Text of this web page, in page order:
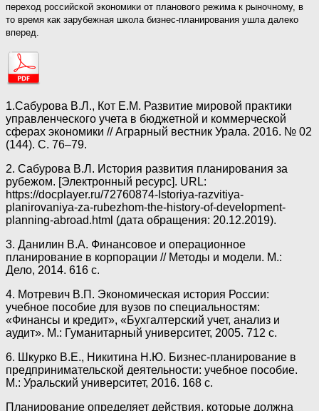
переход российской экономики от планового режима к рыночному, в
то время как зарубежная школа бизнес-планирования ушла далеко
вперед.
1.Сабурова В.Л., Кот Е.М. Развитие мировой практики
управленческого учета в бюджетной и коммерческой
сферах экономики // Аграрный вестник Урала. 2016. № 02
(144). С. 76–79.
2. Сабурова В.Л. История развития планирования за
рубежом. [Электронный ресурс]. URL:
https://docplayer.ru/72760874-Istoriya-razvitiya-
planirovaniya-za-rubezhom-the-history-of-development-
planning-abroad.html (дата обращения: 20.12.2019).
3. Данилин В.А. Финансовое и операционное
планирование в корпорации // Методы и модели. М.:
Дело, 2014. 616 с.
4. Мотревич В.П. Экономическая история России:
учебное пособие для вузов по специальностям:
«Финансы и кредит», «Бухгалтерский учет, анализ и
аудит». М.: Гуманитарный университет, 2005. 712 с.
6. Шкурко В.Е., Никитина Н.Ю. Бизнес-планирование в
предпринимательской деятельности: учебное пособие.
М.: Уральский университет, 2016. 168 с.
Планирование определяет действия, которые должна